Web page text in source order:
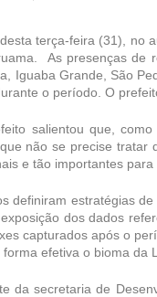
terça-feira (31), no
As presenças
Iguaba Grande, São
o período. O
salientou que,
não se precise
e tão importantes para
definiram estratégias
dos dados
capturados após o
efetiva o bioma da
da secretaria de